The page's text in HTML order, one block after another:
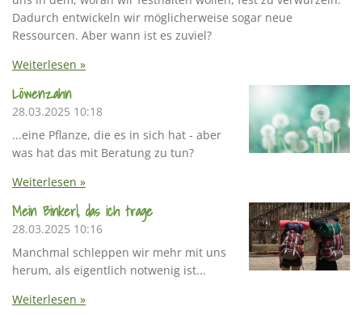
Dadurch entwickeln wir möglicherweise sogar neue
Ressourcen. Aber wann ist es zuviel?
Weiterlesen »
Löwenzahn
28.03.2025 10:18
...eine Pflanze, die es in sich hat - aber
was hat das mit Beratung zu tun?
Weiterlesen »
Mein Binkerl, das ich trage
28.03.2025 10:16
Manchmal schleppen wir mehr mit uns
herum, als eigentlich notwenig ist...
Weiterlesen »